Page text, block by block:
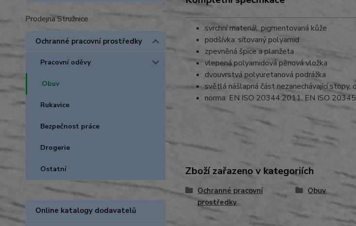
Prodejna Stružnice
Ochranné pracovní prostředky
Pracovní oděvy
Obuv
Rukavice
Bezpečnost práce
Drogerie
Ostatní
Online katalogy dodavatelů
svrchní materiál: pigmentovaná kůže
podšívka: síťovaný polyamid
zpevněná špice a planžeta
vlepená polyamidová pěnová vložka
dvouvrstvá polyuretanová podrážka
světlá nášlapná část nezanechávající
norma: EN ISO 20344:2011, EN ISO
Zboží zařazeno v kategoriích
Ochranné pracovní
prostředky
Obuv